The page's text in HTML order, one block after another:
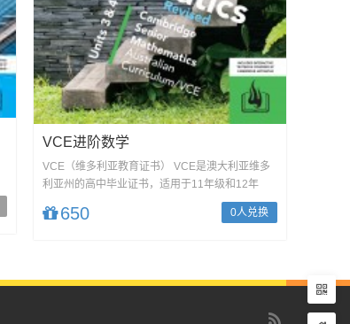
VCE进阶数学
VCE（维多利亚教育证书） VCE是澳大利亚维多
利亚州的高中毕业证书，适用于11年级和12年
650 0人兑换